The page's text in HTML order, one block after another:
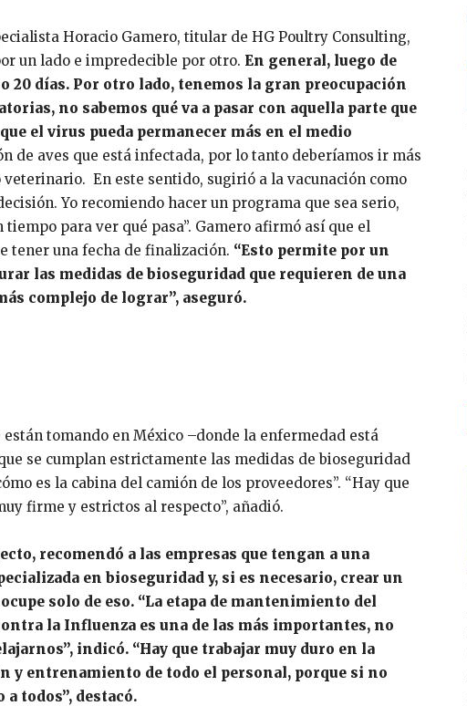
Horacio Gamero, titular de HG Poultry Consulting,
un lado e impredecible por otro. En general, luego de
20 días. Por otro lado, tenemos la gran preocupación
no sabemos qué va a pasar con aquella parte que
el virus pueda permanecer más en el medio
de aves que está infectada, por lo tanto deberíamos ir más
En este sentido, sugirió a la vacunación como
Yo recomiendo hacer un programa que sea serio,
para ver qué pasa”. Gamero afirmó así que el
tener una fecha de finalización. “Esto permite por un
las medidas de bioseguridad que requieren de una
complejo de lograr”, aseguró.
tomando en México –donde la enfermedad está
se cumplan estrictamente las medidas de bioseguridad
es la cabina del camión de los proveedores”. “Hay que
firme y estrictos al respecto”, añadió.
recomendó a las empresas que tengan a una
en bioseguridad y, si es necesario, crear un
ocupe solo de eso. “La etapa de mantenimiento del
la Influenza es una de las más importantes, no
indicó. “Hay que trabajar muy duro en la
y entrenamiento de todo el personal, porque si no
todos”, destacó.